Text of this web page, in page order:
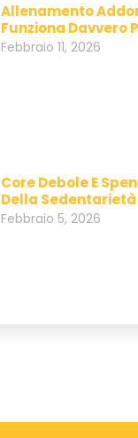
Allenamento
Funziona Davvero
Febbraio 11, 2026
Core Debole E
Della Sedentarietà
Febbraio 5, 2026